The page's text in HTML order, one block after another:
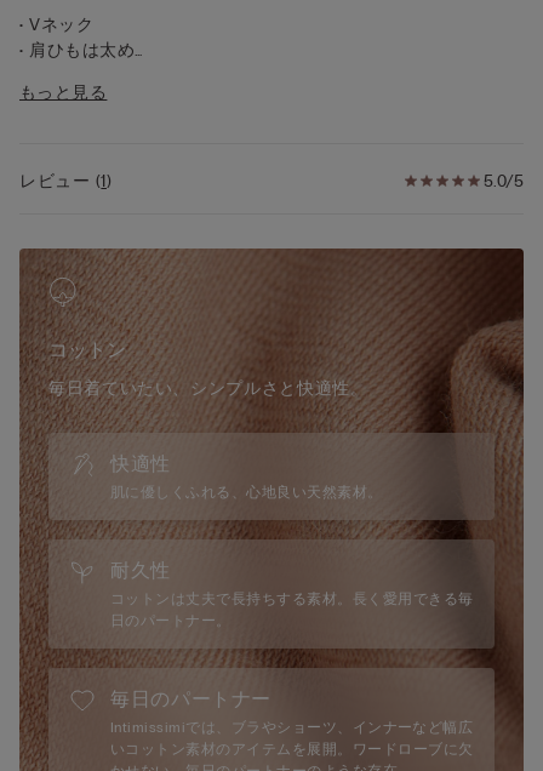
• Vネック
• 肩ひもは太め
• モデル身長175cm、Sサイズを着用
もっと見る
5.0/5
レビュー (1)
コットン
毎日着ていたい、シンプルさと快適性。
快適性
肌に優しくふれる、心地良い天然素材。
耐久性
コットンは丈夫で長持ちする素材。長く愛用できる毎
日のパートナー。
毎日のパートナー
Intimissimiでは、ブラやショーツ、インナーなど幅広
いコットン素材のアイテムを展開。ワードローブに欠